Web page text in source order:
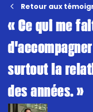
Retour aux
« Ce qui me
surtout la
desannées. »